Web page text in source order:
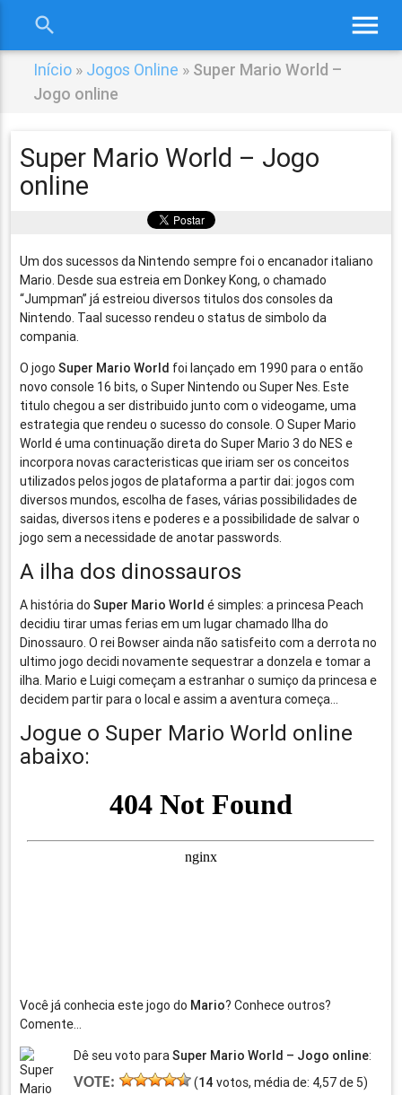
menu
search
Início » Jogos Online » Super Mario World –
Jogo online
Super Mario World – Jogo
online
Um dos sucessos da Nintendo sempre foi o encanador italiano
Mario. Desde sua estreia em Donkey Kong, o chamado
“Jumpman” já estreiou diversos titulos dos consoles da
Nintendo. Taal sucesso rendeu o status de simbolo da
compania.
O jogoSuper Mario World foi lançado em 1990 para o então
novo console 16 bits, o Super Nintendo ou Super Nes. Este
titulo chegou a ser distribuido junto com o videogame, uma
estrategia que rendeu o sucesso do console. O Super Mario
World é uma continuação direta do Super Mario 3 do NES e
incorpora novas caracteristicas que iriam ser os conceitos
utilizados pelos jogos de plataforma a partir dai: jogos com
diversos mundos, escolha de fases, várias possibilidades de
saidas, diversos itens e poderes e a possibilidade de salvar o
jogo sem a necessidade de anotar passwords.
A ilha dos dinossauros
A história doSuper Mario World é simples: a princesa Peach
decidiu tirar umas ferias em um lugar chamado Ilha do
Dinossauro. O rei Bowser ainda não satisfeito com a derrota no
ultimo jogo decidi novamente sequestrar a donzela e tomar a
ilha. Mario e Luigi começam a estranhar o sumiço da princesa e
decidem partir para o local e assim a aventura começa…
Jogue o Super Mario World online
abaixo:
Você já conhecia este jogo do Mario? Conhece outros?
Comente…
Dê seu voto paraSuper Mario World – Jogo online:
VOTE: (14 votos, média de: 4,57de 5)